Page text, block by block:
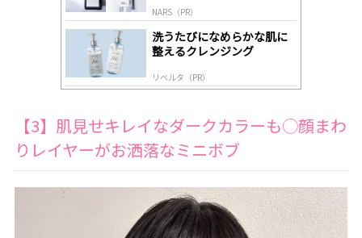
NARS（PR）
洗うたびになめらかな肌に
整えるクレンジング
リベルタ（PR）
【3】肌見せキレイなダークカラーも◯顔まわ
りレイヤーがお洒落なミニボブ